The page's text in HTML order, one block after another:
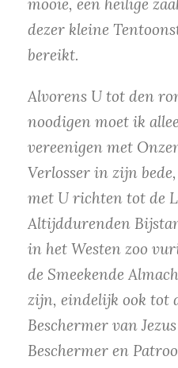
mooie, een heilige
dezer kleine
bereikt.
Alvorens U tot den
noodigen moet ik
vereenigen met
Verlosser in zijn
met U richten tot de
Altijddurenden
in het Westen zoo
de Smeekende
zijn, eindelijk ook tot
Beschermer van
Beschermer en